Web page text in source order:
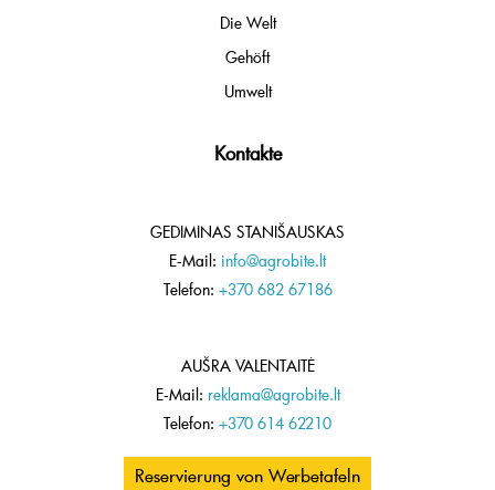
Die Welt
Gehöft
Umwelt
Kontakte
GEDIMINAS STANIŠAUSKAS
E-Mail: info@agrobite.lt
Telefon: +370 682 67186
AUŠRA VALENTAITĖ
E-Mail: reklama@agrobite.lt
Telefon: +370 614 62210
Reservierung von Werbetafeln